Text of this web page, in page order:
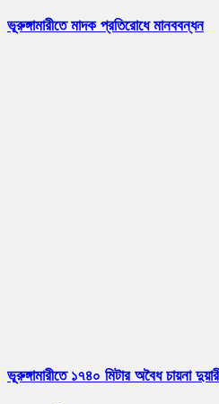
ভূরুঙ্গামারীতে মাদক প্রতিরোধে মানববন্ধন
ভূরুঙ্গামারীতে ১৭৪০ মিটার অবৈধ চায়না